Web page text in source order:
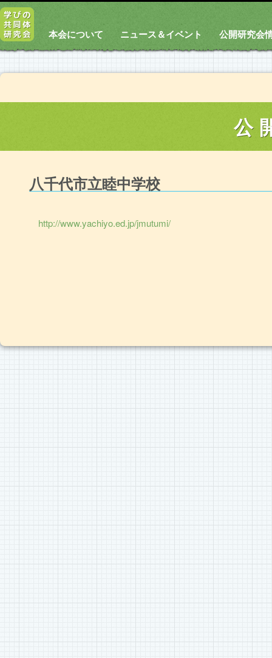
本会について ニュース＆イベント 公開研究会
公
八千代市立睦中学校
http://www.yachiyo.ed.jp/jmutumi/